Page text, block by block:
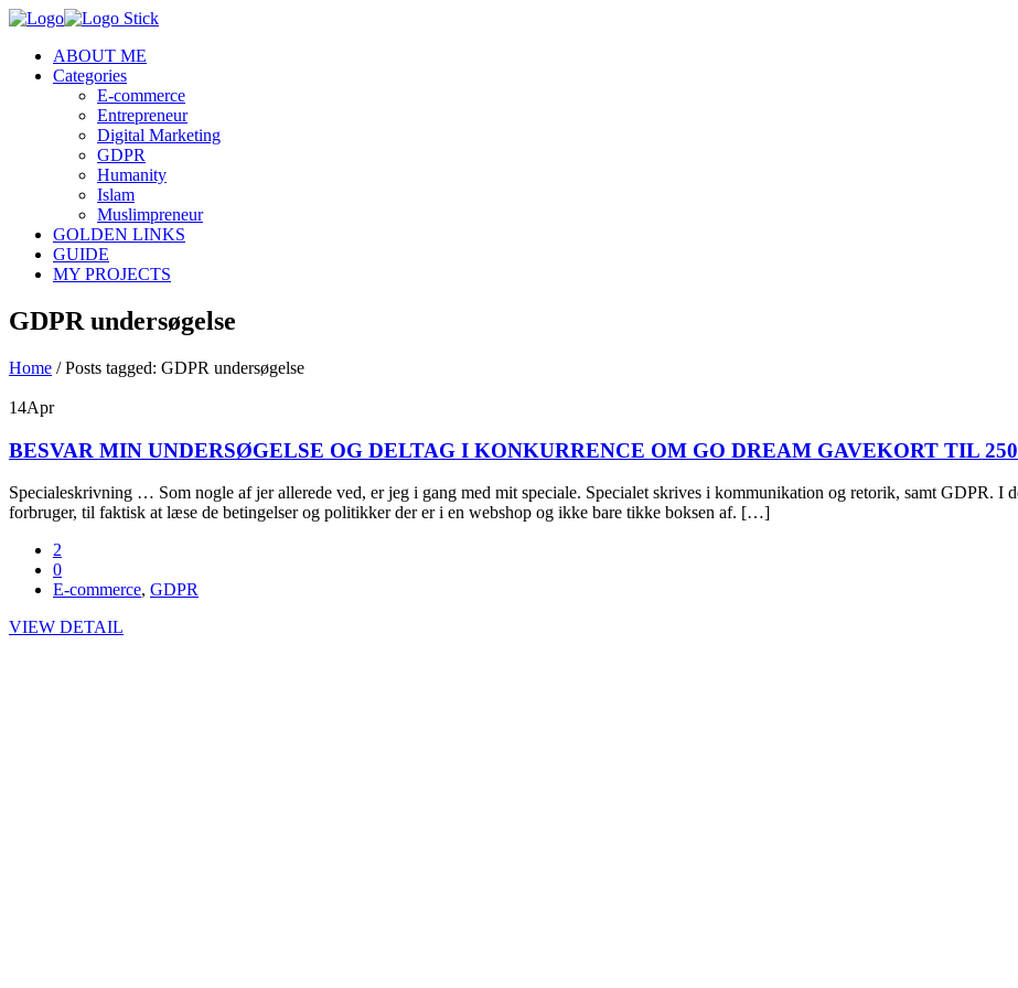
ABOUT ME
Categories
E-commerce
Entrepreneur
Digital Marketing
GDPR
Humanity
Islam
Muslimpreneur
GOLDEN LINKS
GUIDE
MY PROJECTS
GDPR undersøgelse
Home /Posts tagged: GDPR undersøgelse
14Apr
BESVAR MIN UNDERSØGELSE OG DELTAG I KONKURRENCE OM GO DREAM GAVEKORT TIL
Specialeskrivning … Som nogle af jer allerede ved, er jeg i gang med mit speciale. Specialet skrives i kommunikation og retorik, samt GDPR. I
forbruger, til faktisk at læse de betingelser og politikker der er i en webshop og ikke bare tikke boksen af. […]
2
0
E-commerce, GDPR
VIEW DETAIL